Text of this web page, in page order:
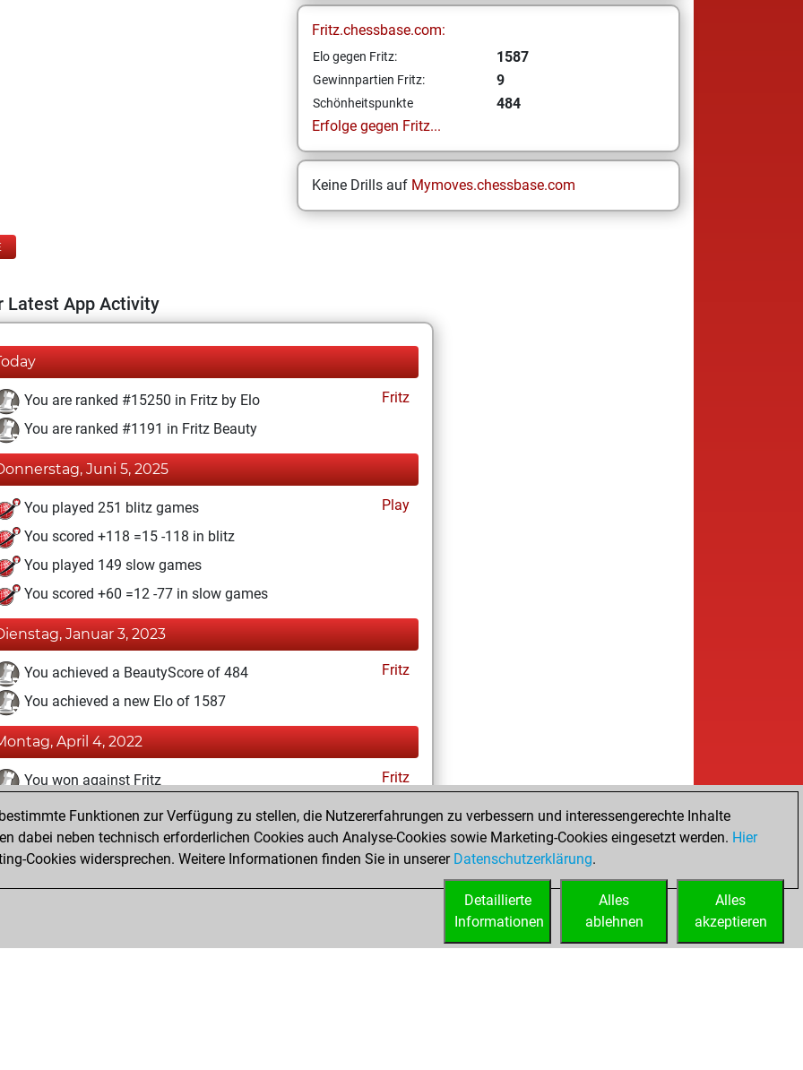
Fritz.chessbase.com:
Elo gegen Fritz: 1587
Gewinnpartien Fritz: 9
Schönheitspunkte
484
Erfolge gegen Fritz...
Keine Drills auf Mymoves.chessbase.com
Latest App Activity
You are ranked #15250 in Fritz by Elo
Fritz
You are ranked #1191 in Fritz Beauty
Juni 5, 2025
You played 251 blitz games
Play
You scored +118 =15 -118 in blitz
You played 149 slow games
You scored +60 =12 -77 in slow games
Januar 3, 2023
You achieved a BeautyScore of 484
Fritz
You achieved a new Elo of 1587
April 4, 2022
You won against Fritz Fritz
Januar 10, 2021
You created your Fritz account Fritz
Funktionen zur Verfügung zu stellen, die Nutzererfahrungen zu verbessern und interessengerechte Inhalte
dabei neben technisch erforderlichen Cookies auch Analyse-Cookies sowie Marketing-Cookies eingesetzt werden. Hier
Cookies widersprechen. Weitere Informationen finden Sie in unserer Datenschutzerklärung.
Alles
akzeptieren
Alles
ablehnen
Detaillierte
Informationen